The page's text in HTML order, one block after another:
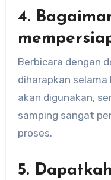
4.
Berbicara dengan
diharapkan
akan digunakan,
samping sangat
proses.
5.